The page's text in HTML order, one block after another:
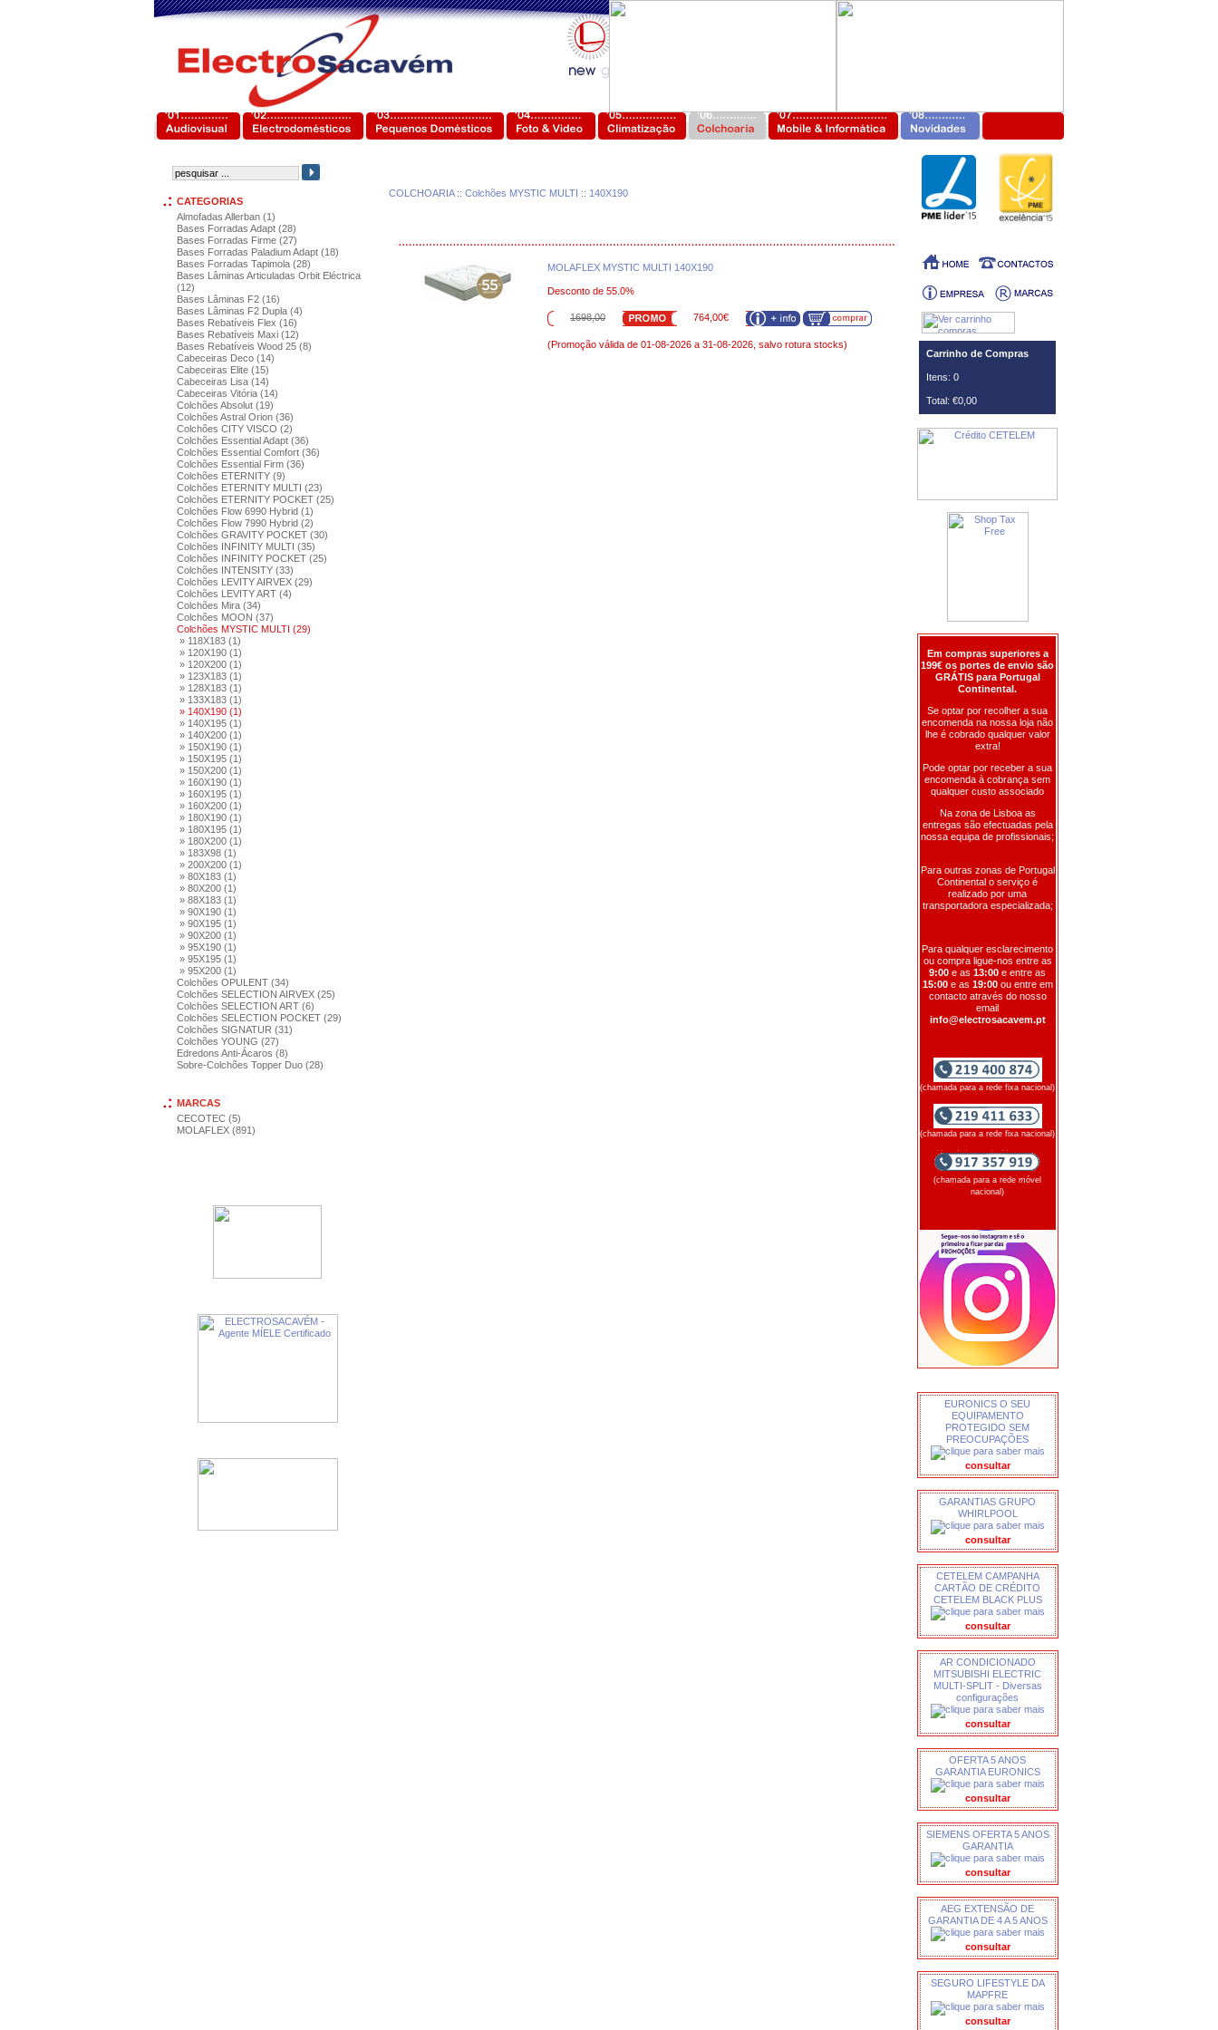
CATEGORIAS
Almofadas Allerban (1)
Bases Forradas Adapt (28)
Bases Forradas Firme (27)
Bases Forradas Paladium Adapt (18)
Bases Forradas Tapimola (28)
Bases Lâminas Articuladas Orbit Eléctrica
(12)
Bases Lâminas F2 (16)
Bases Lâminas F2 Dupla (4)
Bases Rebatíveis Flex (16)
Bases Rebatíveis Maxi (12)
Bases Rebatíveis Wood 25 (8)
Cabeceiras Deco (14)
Cabeceiras Elite (15)
Cabeceiras Lisa (14)
Cabeceiras Vitória (14)
Colchões Absolut (19)
Colchões Astral Orion (36)
Colchões CITY VISCO (2)
Colchões Essential Adapt (36)
Colchões Essential Comfort (36)
Colchões Essential Firm (36)
Colchões ETERNITY (9)
Colchões ETERNITY MULTI (23)
Colchões ETERNITY POCKET (25)
Colchões Flow 6990 Hybrid (1)
Colchões Flow 7990 Hybrid (2)
Colchões GRAVITY POCKET (30)
Colchões INFINITY MULTI (35)
Colchões INFINITY POCKET (25)
Colchões INTENSITY (33)
Colchões LEVITY AIRVEX (29)
Colchões LEVITY ART (4)
Colchões Mira (34)
Colchões MOON (37)
Colchões MYSTIC MULTI (29)
» 118X183 (1)
» 120X190 (1)
» 120X200 (1)
» 123X183 (1)
» 128X183 (1)
» 133X183 (1)
» 140X190 (1)
» 140X195 (1)
» 140X200 (1)
» 150X190 (1)
» 150X195 (1)
» 150X200 (1)
» 160X190 (1)
» 160X195 (1)
» 160X200 (1)
» 180X190 (1)
» 180X195 (1)
» 180X200 (1)
» 183X98 (1)
» 200X200 (1)
» 80X183 (1)
» 80X200 (1)
» 88X183 (1)
» 90X190 (1)
» 90X195 (1)
» 90X200 (1)
» 95X190 (1)
» 95X195 (1)
» 95X200 (1)
Colchões OPULENT (34)
Colchões SELECTION AIRVEX (25)
Colchões SELECTION ART (6)
Colchões SELECTION POCKET (29)
Colchões SIGNATUR (31)
Colchões YOUNG (27)
Edredons Anti-Ácaros (8)
Sobre-Colchões Topper Duo (28)
MARCAS
CECOTEC (5)
MOLAFLEX (891)
COLCHOARIA:: Colchões MYSTIC MULTI :: 140X190
MOLAFLEX MYSTIC MULTI 140X190
Desconto de 55.0%
1698,00 764,00€
(Promoção válida de 01-08-2026 a 31-08-2026, salvo rotura stocks)
Carrinho de Compras
Itens: 0
Total: €0,00
Em compras superiores a
199€ os portes de envio são
GRÁTIS para Portugal
Continental.
Se optar por recolher a sua
encomenda na nossa loja não
lhe é cobrado qualquer valor
extra!
Pode optar por receber a sua
encomenda à cobrança sem
qualquer custo associado
Na zona de Lisboa as
entregas são efectuadas pela
nossa equipa de profissionais;
Para outras zonas de Portugal
Continental o serviço é
realizado por uma
transportadora especializada;
Para qualquer esclarecimento
ou compra ligue-nos entre as
9:00 e as 13:00 e entre as
15:00e as 19:00 ou entre em
contacto através do nosso
email
info@electrosacavem.pt
(chamada para a rede fixa nacional)
(chamada para a rede fixa nacional)
(chamada para a rede móvel
nacional)
EURONICS O SEU
EQUIPAMENTO
PROTEGIDO SEM
PREOCUPAÇÕES
consultar
GARANTIAS GRUPO
WHIRLPOOL
consultar
CETELEM CAMPANHA
CARTÃO DE CRÉDITO
CETELEM BLACK PLUS
consultar
AR CONDICIONADO
MITSUBISHI ELECTRIC
MULTI-SPLIT - Diversas
configurações
consultar
OFERTA 5 ANOS
GARANTIA EURONICS
consultar
SIEMENS OFERTA 5 ANOS
GARANTIA
consultar
AEG EXTENSÃO DE
GARANTIA DE 4 A 5 ANOS
consultar
SEGURO LIFESTYLE DA
MAPFRE
consultar